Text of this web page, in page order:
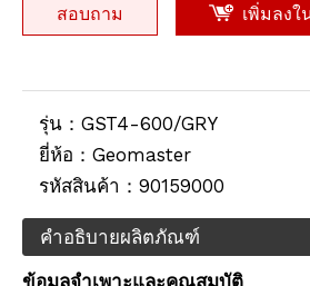
สอบถาม เพิ่มลง
รุ่น： GST4-600/GRY
ยี่ห้อ： Geomaster
รหัสสินค้า： 90159000
คำอธิบายผลิตภัณฑ์
ข้อมูลจำเพาะและคุณสมบัติ